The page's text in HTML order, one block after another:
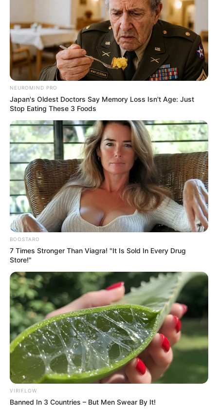
NEUROMIND PRO
Japan's Oldest Doctors Say Memory Loss Isn't Age: Just
Stop Eating These 3 Foods
BOOSTARO
7 Times Stronger Than Viagra! "It Is Sold In Every Drug
Store!"
VIRIFLOW
Banned In 3 Countries – But Men Swear By It!